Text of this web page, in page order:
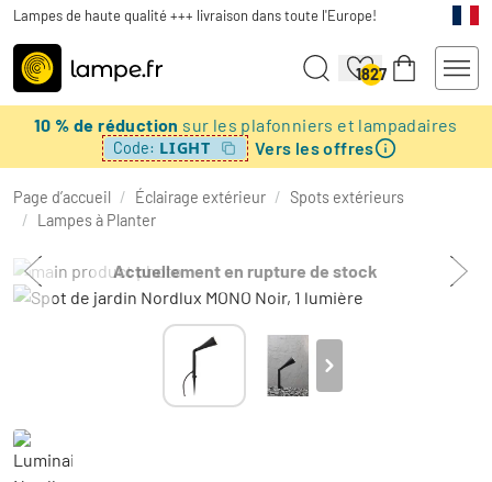
Lampes de haute qualité +++ livraison dans toute l'Europe!
1827
10 % de réduction sur les plafonniers et lampadaires
Code: LIGHT Vers les offres
Page d’accueil / Éclairage extérieur / Spots extérieurs
/ Lampes à Planter
Actuellement en rupture de stock